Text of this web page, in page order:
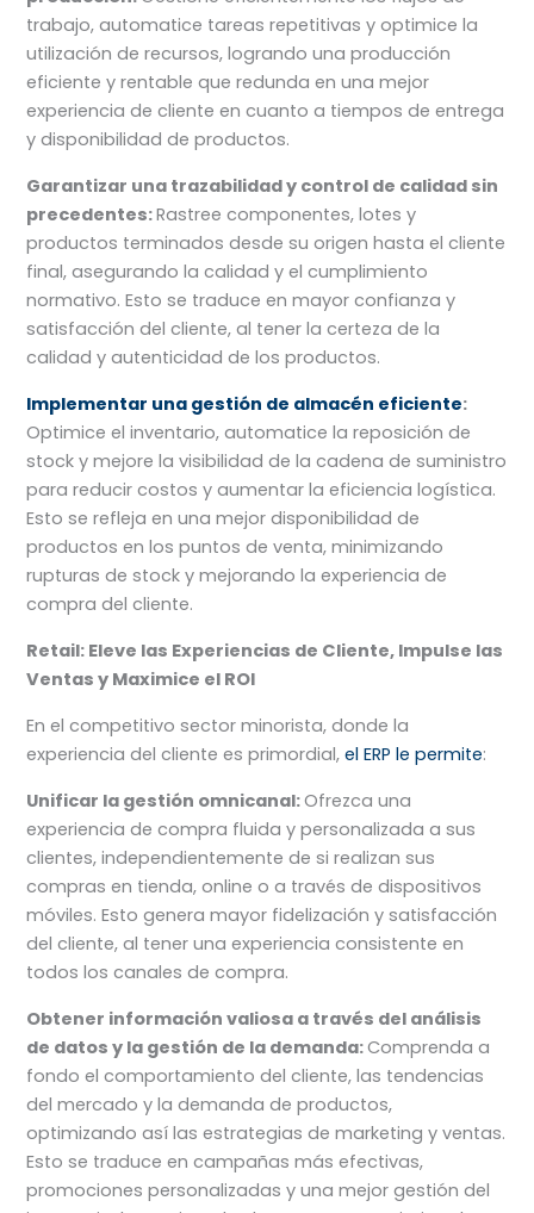
trabajo, automatice tareas repetitivas y optimice la
utilización de recursos, logrando una producción
eficiente y rentable que redunda en una mejor
experiencia de cliente en cuanto a tiempos de entrega
y disponibilidad de productos.
Garantizar una trazabilidad y control de calidad sin
precedentes:Rastree componentes, lotes y
productos terminados desde su origen hasta el cliente
final, asegurando la calidad y el cumplimiento
normativo. Esto se traduce en mayor confianza y
satisfacción del cliente, al tener la certeza de la
calidad y autenticidad de los productos.
Implementar una gestión de almacén eficiente:
Optimice el inventario, automatice la reposición de
stock y mejore la visibilidad de la cadena de suministro
para reducir costos y aumentar la eficiencia logística.
Esto se refleja en una mejor disponibilidad de
productos en los puntos de venta, minimizando
rupturas de stock y mejorando la experiencia de
compra del cliente.
Retail: Eleve las Experiencias de Cliente, Impulse las
Ventas y Maximice el ROI
En el competitivo sector minorista, donde la
experiencia del cliente es primordial,el ERP le permite:
Unificar la gestión omnicanal:Ofrezca una
experiencia de compra fluida y personalizada a sus
clientes, independientemente de si realizan sus
compras en tienda, online o a través de dispositivos
móviles. Esto genera mayor fidelización y satisfacción
del cliente, al tener una experiencia consistente en
todos los canales de compra.
Obtener información valiosa a través del análisis
de datos y la gestión de la demanda:Comprenda a
fondo el comportamiento del cliente, las tendencias
del mercado y la demanda de productos,
optimizando así las estrategias de marketing y ventas.
Esto se traduce en campañas más efectivas,
promociones personalizadas y una mejor gestión del